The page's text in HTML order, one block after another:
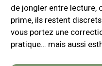
de jongler entre lecture,
prime, ils restent
vous portez une
pratique… mais aussi